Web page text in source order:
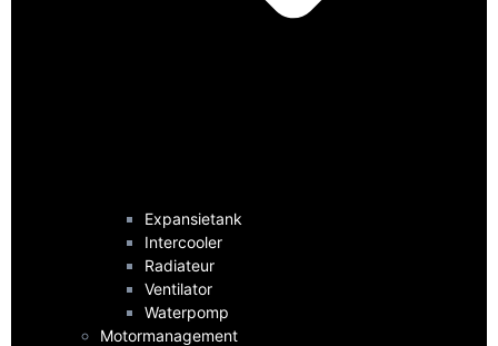
Expansietank
Intercooler
Radiateur
Ventilator
Waterpomp
Motormanagement